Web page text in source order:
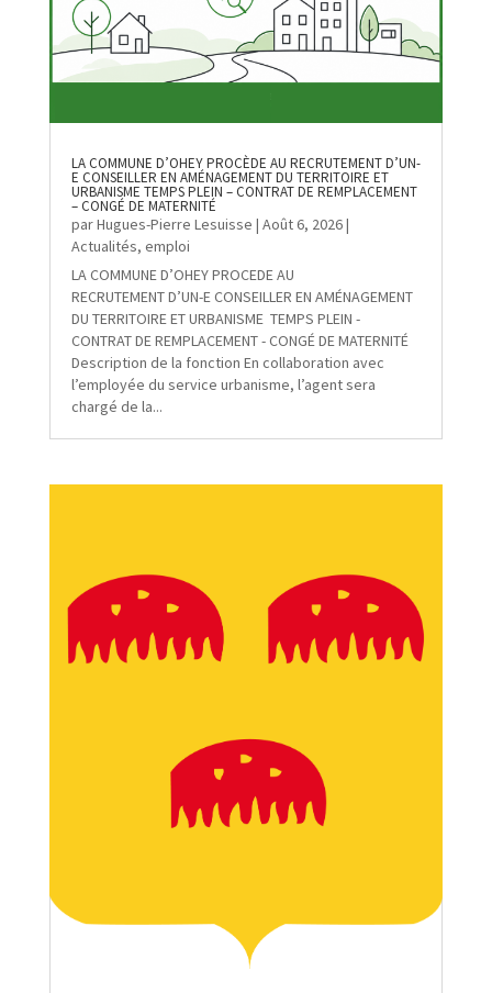
LA COMMUNE D’OHEY PROCÈDE AU RECRUTEMENT D’UN-
E CONSEILLER EN AMÉNAGEMENT DU TERRITOIRE ET
URBANISME TEMPS PLEIN – CONTRAT DE REMPLACEMENT
– CONGÉ DE MATERNITÉ
parHugues-Pierre Lesuisse | Août 6, 2026|
Actualités, emploi
LA COMMUNE D’OHEY PROCEDE AU
RECRUTEMENT D’UN-E CONSEILLER EN AMÉNAGEMENT
DU TERRITOIRE ET URBANISME TEMPS PLEIN -
CONTRAT DE REMPLACEMENT - CONGÉ DE MATERNITÉ
Description de la fonction En collaboration avec
l’employée du service urbanisme, l’agent sera
chargé de la...